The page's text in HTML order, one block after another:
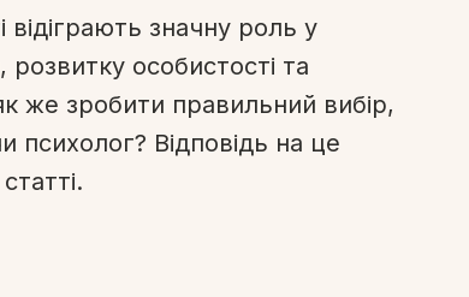
відіграють значну роль у
особистості та
же зробити правильний вибір,
психолог? Відповідь на це